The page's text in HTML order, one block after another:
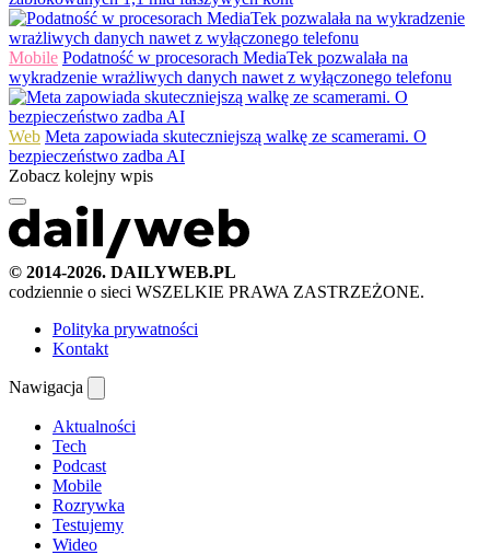
Mobile Podatność w procesorach MediaTek pozwalała na
wykradzenie wrażliwych danych nawet z wyłączonego telefonu
Web Meta zapowiada skuteczniejszą walkę ze scamerami. O
bezpieczeństwo zadba AI
Zobacz kolejny wpis
© 2014-2026. DAILYWEB.PL
codziennie o sieci WSZELKIE PRAWA ZASTRZEŻONE.
Polityka prywatności
Kontakt
Nawigacja
Aktualności
Tech
Podcast
Mobile
Rozrywka
Testujemy
Wideo